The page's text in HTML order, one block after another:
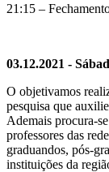
21:15 –
03.12.2021 -
O objetivamos
pesquisa que
Ademais procura-
professores das
graduandos, pós-
instituições da